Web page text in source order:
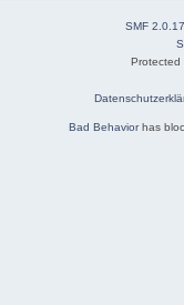
SMF 2.0.17
Bad Behaviorhas